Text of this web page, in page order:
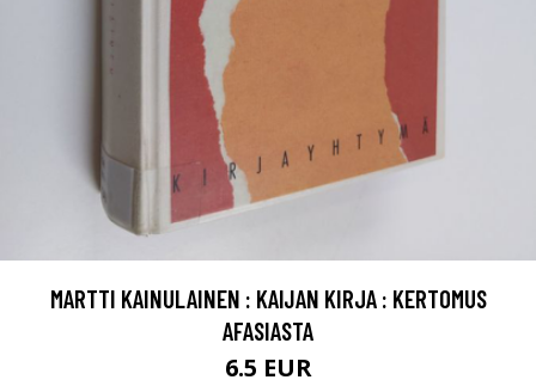
MARTTI KAINULAINEN : KAIJAN KIRJA : KERTOMUS
AFASIASTA
6.5 EUR